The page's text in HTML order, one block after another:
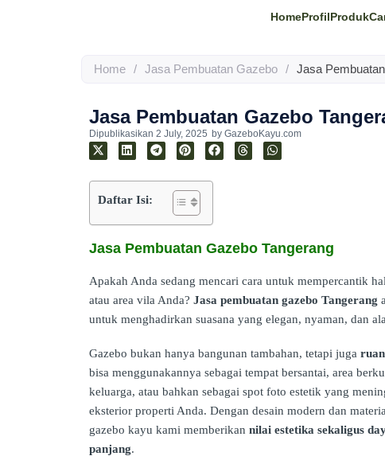
HomeProfilProduk
Home / Jasa Pembuatan Gazebo / Jasa
Jasa Pembuatan Gazebo
Dipublikasikan 2 July, 2025 by GazeboKayu.com
Daftar Isi:
Jasa Pembuatan Gazebo Tangerang
Apakah Anda sedang mencari cara untuk mempercantik
atau area vila Anda? Jasa pembuatan gazebo Tangerang
untuk menghadirkan suasana yang elegan, nyaman, dan
Gazebo bukan hanya bangunan tambahan, tetapi juga
bisa menggunakannya sebagai tempat bersantai, area
keluarga, atau bahkan sebagai spot foto estetik yang
eksterior properti Anda. Dengan desain modern dan
gazebo kayu kami memberikan nilai estetika sekaligus
panjang.